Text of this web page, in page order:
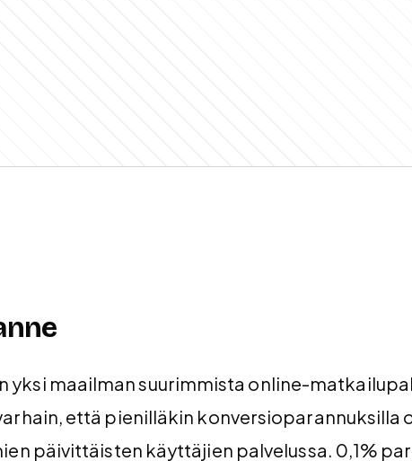
yksi maailman suurimmista online-
että pienilläkin konversioparannuksilla
päivittäisten käyttäjien palvelussa. 0,1%